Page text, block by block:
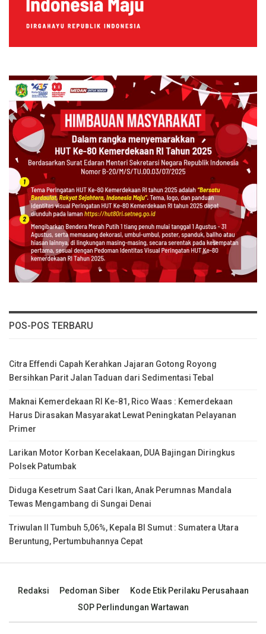
POS-POS TERBARU
Citra Effendi Capah Kerahkan Jajaran Gotong Royong
Bersihkan Parit Jalan Taduan dari Sedimentasi Tebal
Maknai Kemerdekaan RI Ke-81, Rico Waas : Kemerdekaan
Harus Dirasakan Masyarakat Lewat Peningkatan Pelayanan
Primer
Larikan Motor Korban Kecelakaan, DUA Bajingan Diringkus
Polsek Patumbak
Diduga Kesetrum Saat Cari Ikan, Anak Perumnas Mandala
Tewas Mengambang di Sungai Denai
Triwulan II Tumbuh 5,06%, Kepala BI Sumut : Sumatera Utara
Beruntung, Pertumbuhannya Cepat
Redaksi Pedoman Siber
Kode Etik Perilaku Perusahaan
SOP Perlindungan Wartawan